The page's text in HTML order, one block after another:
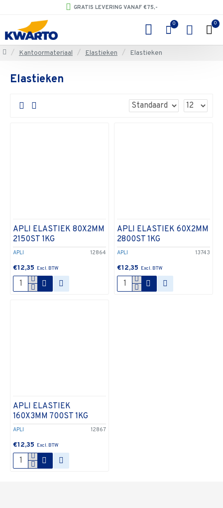
GRATIS LEVERING VANAF €75,-
0 0
Kantoormateriaal Elastieken Elastieken
Elastieken
APLI 12864
APLI ELASTIEK 80X2MM
2150ST 1KG
€12,35
APLI 13743
APLI ELASTIEK 60X2MM
2800ST 1KG
€12,35
APLI 12867
APLI ELASTIEK
160X3MM 700ST 1KG
€12,35